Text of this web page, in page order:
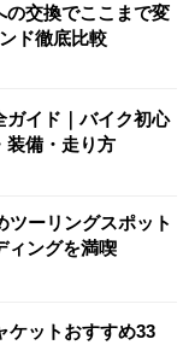
の交換でここまで変
ド徹底比較
ガイド｜バイク初心
装備・走り方
ツーリングスポット
ィングを満喫
ケットおすすめ33